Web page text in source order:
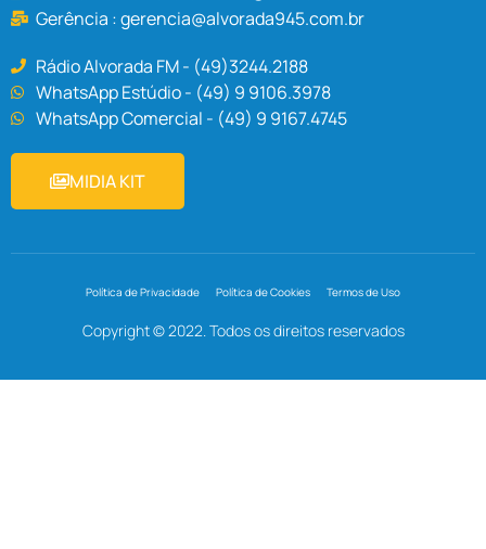
Gerência :gerencia@alvorada945.com.br
Rádio Alvorada FM - (49)3244.2188
WhatsApp Estúdio - (49) 9 9106.3978
WhatsApp Comercial - (49) 9 9167.4745
MIDIA KIT
Política de Privacidade Política de Cookies Termos de Uso
Copyright © 2022. Todos os direitos reservados